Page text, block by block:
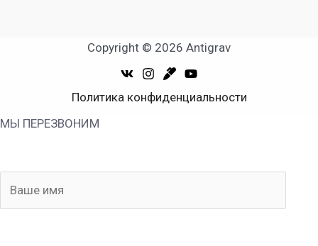
Copyright © 2026 Antigrav
Политика конфиденциальности
МЫ ПЕРЕЗВОНИМ